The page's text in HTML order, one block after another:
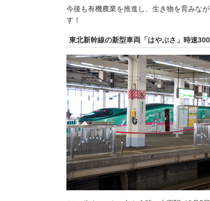
今後も有機農業を推進し、生き物を育みな
す！
東北新幹線の新型車両「はやぶさ」時速